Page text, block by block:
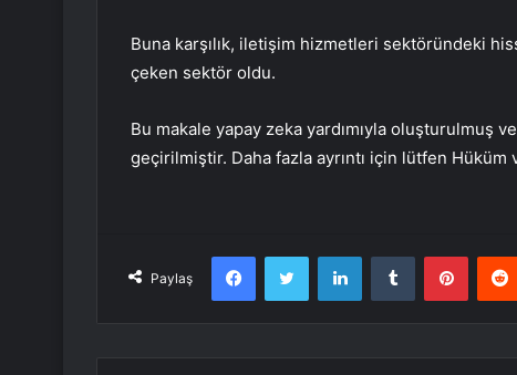
Buna karşılık, iletişim hizmetleri sektöründeki
çeken sektör oldu.
Bu makale yapay zeka yardımıyla oluşturulmuş
geçirilmiştir. Daha fazla ayrıntı için lütfen Hüküm
Paylaş
FacebookTwitter LinkedInTumblr